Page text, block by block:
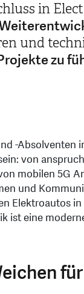
in
und
zu
-Absolventen
von
mobilen 5G
und
Elektroautos
ist eine